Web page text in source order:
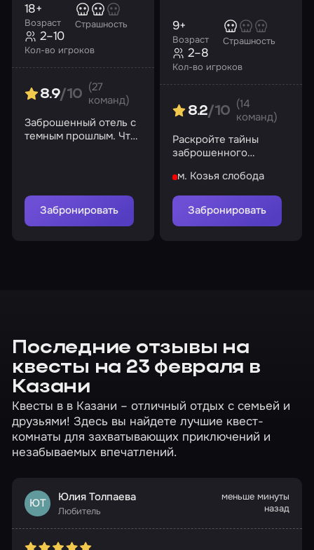
Возраст
18+
Страшность
Кол-во игроков
2–10
8.9/10
(27
команд)
Заброшенный отель с
темным прошлым. Что
Забронировать
Возраст
9+
Страшность
Кол-во игроков
2–8
8.2/10
(14
команд)
Раскройте тайны
заброшенного
м. Козья слобода
Забронировать
Последние отзывы на
квесты на 23 февраля в
Казани
Квесты в в Казани – отличный отдых с семьей и
друзьями! Здесь вы найдете лучшие квест-
комнаты для захватывающих приключений и
незабываемых впечатлений.
ЮТ Юлия Толпаева
Любитель
меньше минуты
назад